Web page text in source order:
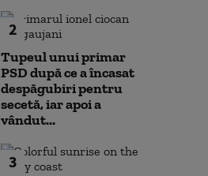
2
Tupeul unui primar
PSD după ce a încasat
despăgubiri pentru
secetă, iar apoi a
vândut...
3